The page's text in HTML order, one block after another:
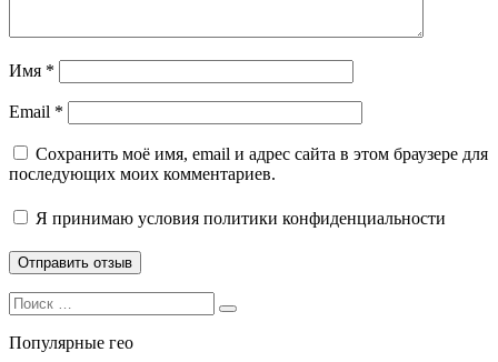
Имя *
Email *
Сохранить моё имя, email и адрес сайта в этом браузере для
последующих моих комментариев.
Я принимаю условия политики конфиденциальности
Search
for:
Search
Популярные гео